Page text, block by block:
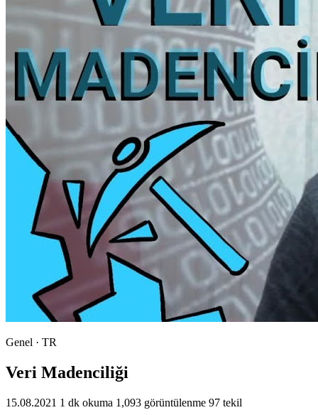
Genel · TR
Veri Madenciliği
15.08.2021 1 dk okuma 1,093 görüntülenme 97 tekil